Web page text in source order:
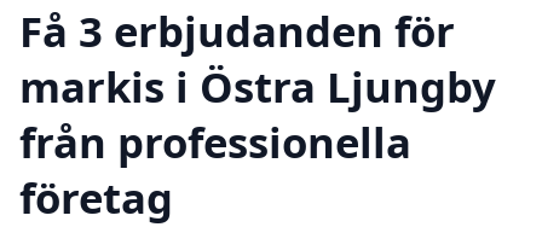
Få 3 erbjudanden för
markis i Östra Ljungby
från professionella
företag